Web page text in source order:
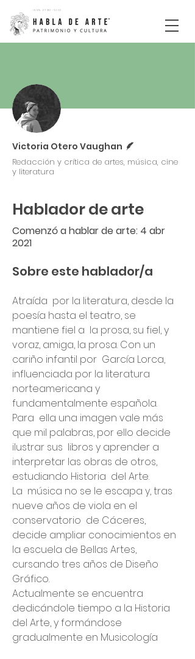
ISSN 2792-5110
Victoria Otero Vaughan
Redacción y crítica de artes, música, cine
y literatura
Hablador de arte
Comenzó a hablar de arte: 4 abr
2021
Sobre este hablador/a
Atraída  por la literatura, desde la
poesía hasta el teatro, se
mantiene fiel a  la prosa, su fiel, y
voraz, amiga, la prosa. Con un
cariño infantil por  García Lorca,
influenciada por la literatura
norteamericana y
fundamentalmente española.
Para  ella una imagen vale más
que mil palabras, por ello decide
ilustrar sus  libros y aprender a
interpretar las obras de otros,
estudiando Historia  del Arte.
La  música no se le escapa y, tras
nueve años de viola en el
conservatorio  de Cáceres,
decide ampliar conocimientos en
la escuela de Bellas Artes,
cursando tres años de Diseño
Gráfico.
Actualmente se encuentra
dedicándole tiempo a la Historia
del Arte, y formándose
gradualmente en Musicología